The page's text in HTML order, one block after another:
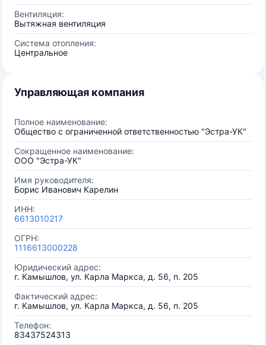
Вентиляция:
Вытяжная вентиляция
Система отопления:
Центральное
Управляющая компания
Полное наименование:
Общество с ограниченной ответственностью "Эстра-УК"
Сокращенное наименование:
ООО "Эстра-УК"
Имя руководителя:
Борис Иванович Карелин
ИНН:
6613010217
ОГРН:
1116613000228
Юридический адрес:
г. Камышлов, ул. Карла Маркса, д. 56, п. 205
Фактический адрес:
г. Камышлов, ул. Карла Маркса, д. 56, п. 205
Телефон:
83437524313